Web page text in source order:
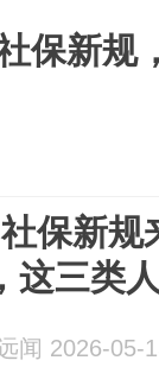
保新规
保新规
这三类
闻 2026-05-